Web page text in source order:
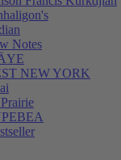
Notes
NEW YORK